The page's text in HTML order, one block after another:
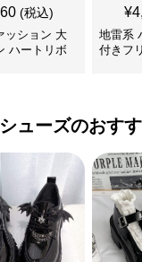
(税込)
ッション 大
ハートリボ
¥
地雷系
付きフ
シューズのおす